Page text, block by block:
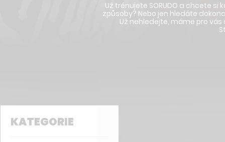
Už trénujete SORUDO a chcete si
způsoby? Nebo jen hledáte
Už nehledejte, máme pro
KATEGORIE